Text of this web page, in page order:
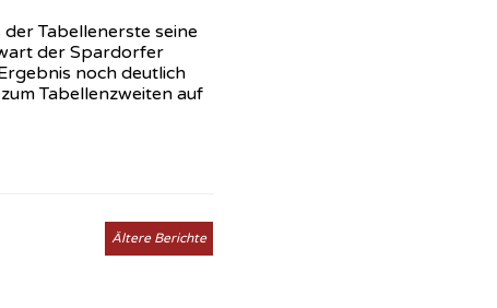
Tabellenerste seine
der Spardorfer
noch deutlich
Tabellenzweiten auf
Ältere Berichte